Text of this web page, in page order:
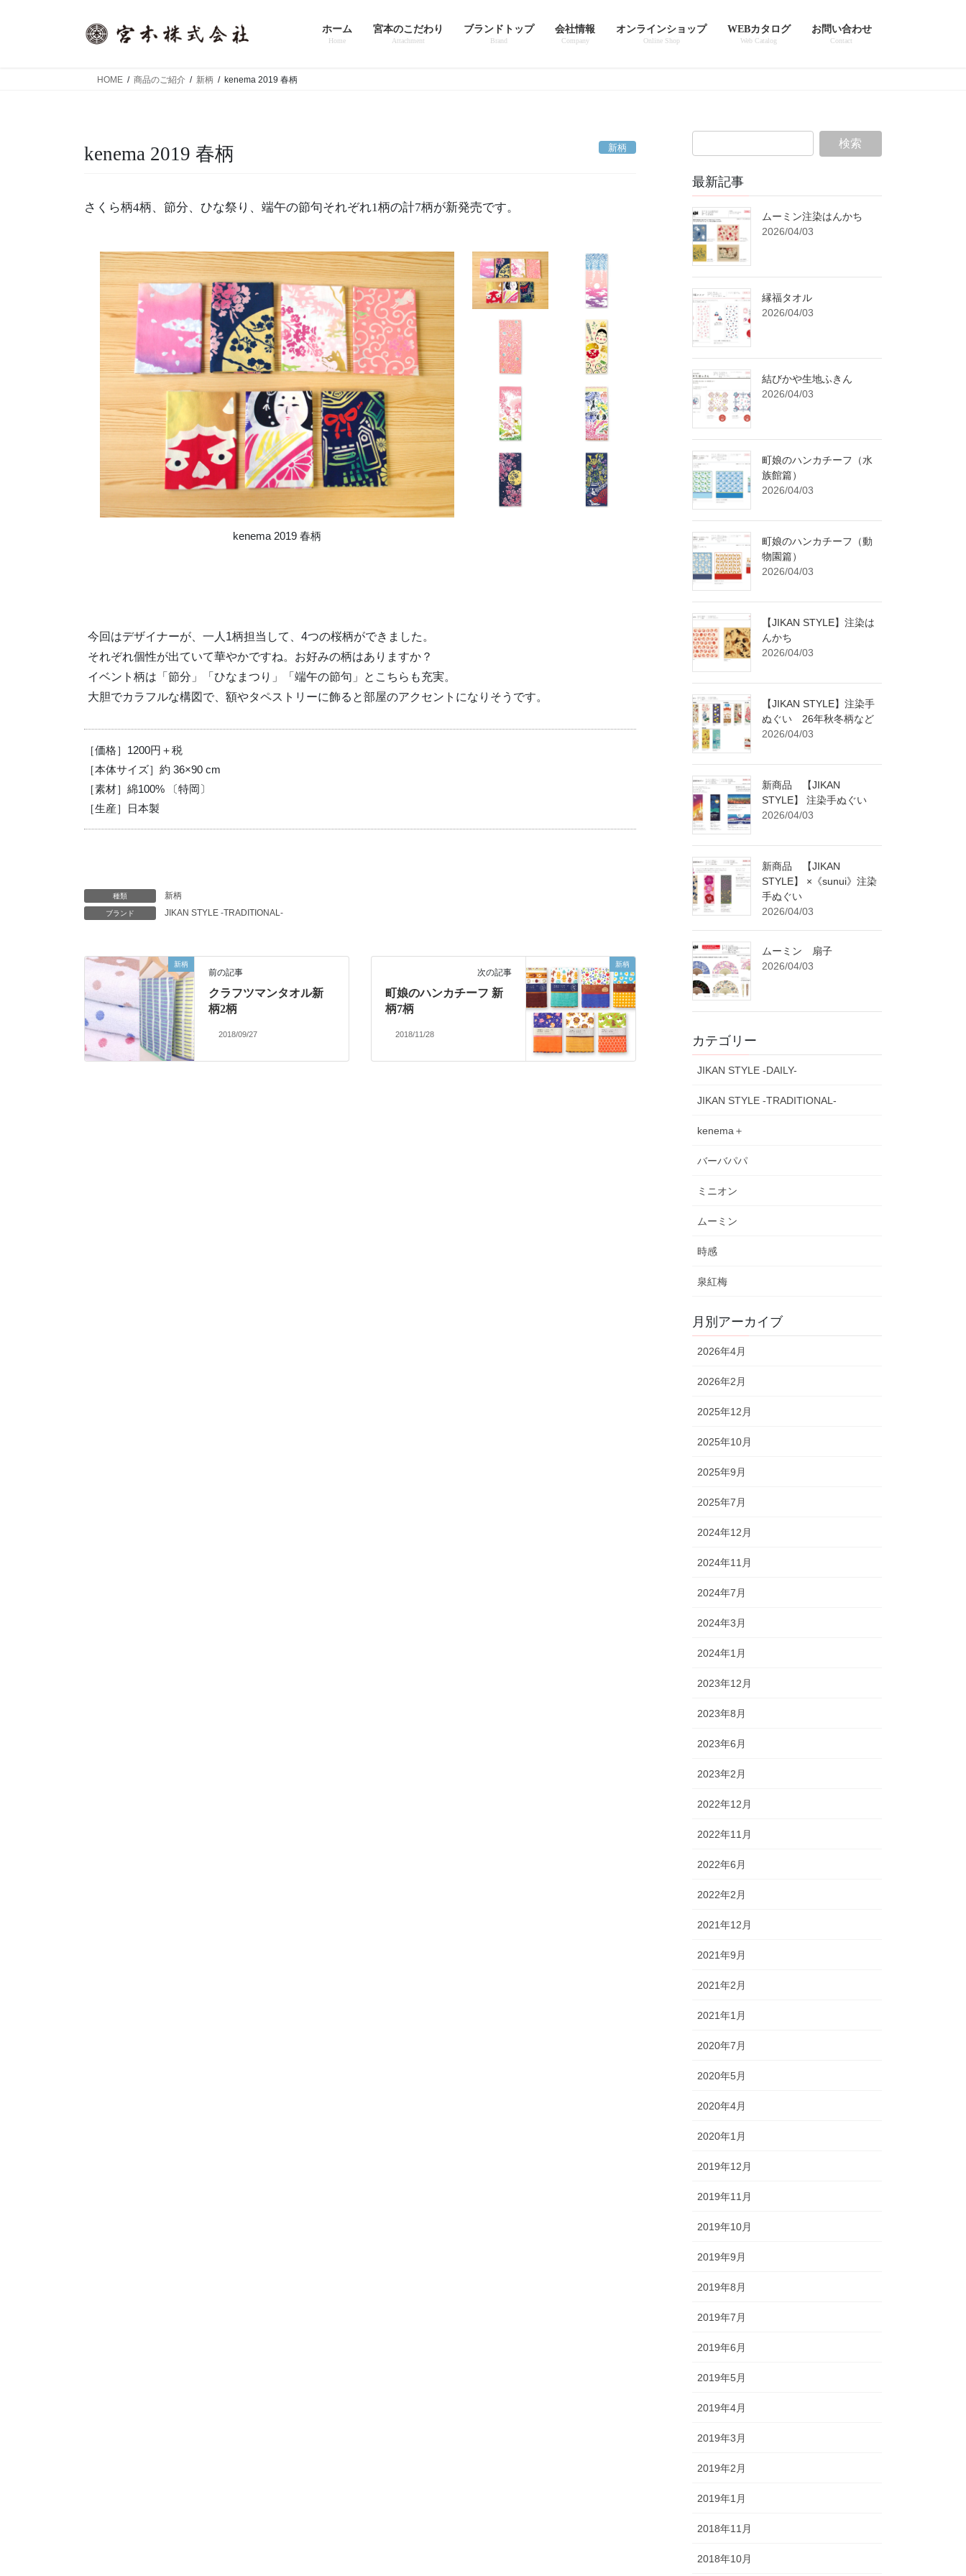
ホーム
Home
宮本のこだわり
Attachment
ブランドトップ
Brand
会社情報
Company
オンラインショップ
Online Shop
WEBカタログ
Web Catalog
お問い合わせ
Contact
HOME 商品のご紹介 新柄 kenema 2019 春柄
新柄
kenema 2019 春柄
さくら柄4柄、節分、ひな祭り、端午の節句それぞれ1柄の計7柄が新発売です。
kenema 2019 春柄
今回はデザイナーが、一人1柄担当して、4つの桜柄ができました。
それぞれ個性が出ていて華やかですね。お好みの柄はありますか？
イベント柄は「節分」「ひなまつり」「端午の節句」とこちらも充実。
大胆でカラフルな構図で、額やタペストリーに飾ると部屋のアクセントになりそうです。
［価格］1200円＋税
［本体サイズ］約 36×90 cm
［素材］綿100% 〔特岡〕
［生産］日本製
種類 新柄
ブランド JIKAN STYLE -TRADITIONAL-
新柄
前の記事
クラフツマンタオル新
柄2柄
2018/09/27
新柄
次の記事
町娘のハンカチーフ 新
柄7柄
2018/11/28
最新記事
ムーミン注染はんかち
2026/04/03
縁福タオル
2026/04/03
結びかや生地ふきん
2026/04/03
町娘のハンカチーフ（水
族館篇）
2026/04/03
町娘のハンカチーフ（動
物園篇）
2026/04/03
【JIKAN STYLE】注染は
んかち
2026/04/03
【JIKAN STYLE】注染手
ぬぐい 26年秋冬柄など
2026/04/03
新商品 【JIKAN
STYLE】 注染手ぬぐい
2026/04/03
新商品 【JIKAN
STYLE】 ×《sunui》注染
手ぬぐい
2026/04/03
ムーミン 扇子
2026/04/03
カテゴリー
JIKAN STYLE -DAILY-
JIKAN STYLE -TRADITIONAL-
kenema＋
バーバパパ
ミニオン
ムーミン
時感
泉紅梅
月別アーカイブ
2026年4月
2026年2月
2025年12月
2025年10月
2025年9月
2025年7月
2024年12月
2024年11月
2024年7月
2024年3月
2024年1月
2023年12月
2023年8月
2023年6月
2023年2月
2022年12月
2022年11月
2022年6月
2022年2月
2021年12月
2021年9月
2021年2月
2021年1月
2020年7月
2020年5月
2020年4月
2020年1月
2019年12月
2019年11月
2019年10月
2019年9月
2019年8月
2019年7月
2019年6月
2019年5月
2019年4月
2019年3月
2019年2月
2019年1月
2018年11月
2018年10月